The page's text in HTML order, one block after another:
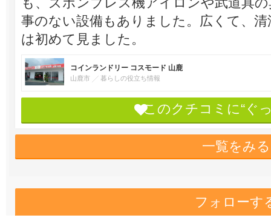
事のない設備もありました。広くて、
は初めて見ました。
コインランドリー コスモード 山鹿
山鹿市 暮らしの役立ち情報
このクチコミに“ぐ
一覧をみる
フォローす